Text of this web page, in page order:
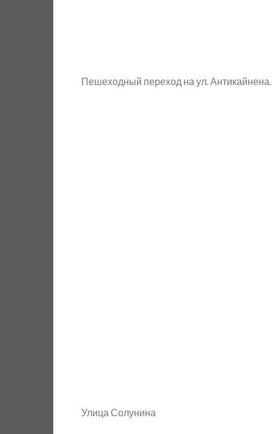
Пешеходный переход на ул. Антикайнена.
Улица Солунина